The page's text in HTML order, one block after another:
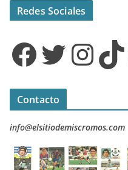
Redes Sociales
Facebook Twitter InstagramTikTok
Contacto
info@elsitiodemiscromos.com